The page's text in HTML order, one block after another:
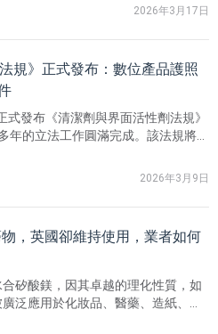
噸或以上。
2026年3月17日
規》正式發布：數位產品護照
發布《清潔劑與界面活性劑法規》
的立法工作圓滿完成。該法規將全
2026年3月9日
，英國卻維持使用，業者如何
矽酸鎂，因其卓越的理化性質，如
泛應用於化妝品、醫藥、造紙、塑